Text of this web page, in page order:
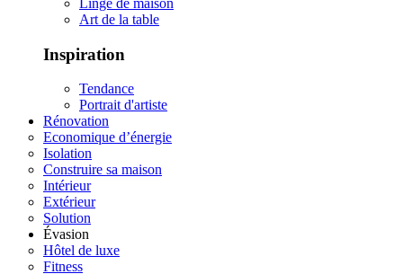
Linge de maison
Art de la table
Inspiration
Tendance
Portrait d'artiste
Rénovation
Economique d’énergie
Isolation
Construire sa maison
Intérieur
Extérieur
Solution
Évasion
Hôtel de luxe
Fitness